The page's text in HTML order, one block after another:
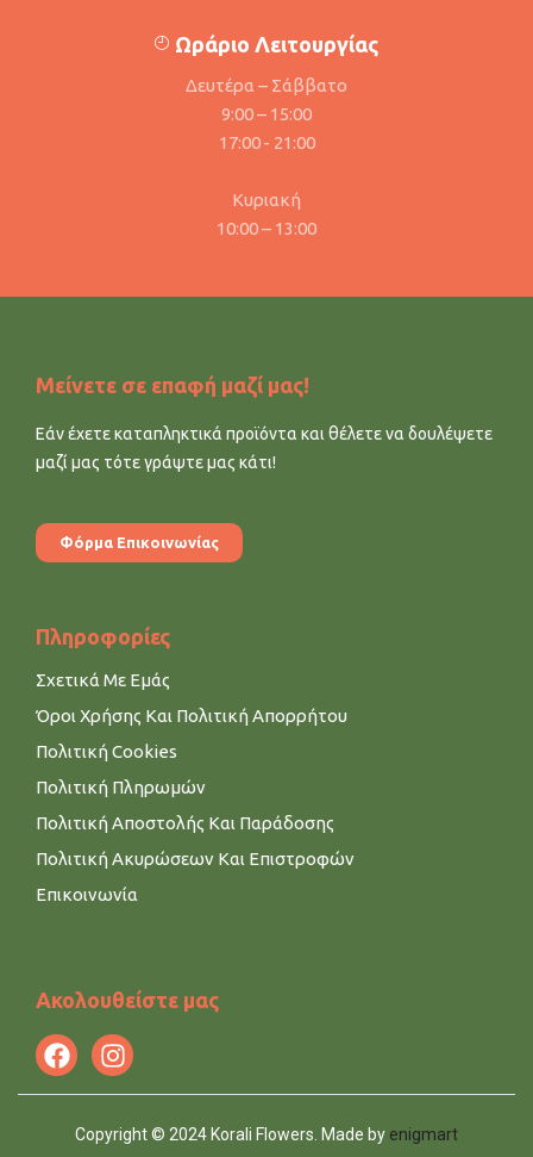
Ωράριο Λειτουργίας
Δευτέρα – Σάββατο
9:00 – 15:00
17:00 - 21:00
Κυριακή
10:00 – 13:00
Μείνετε σε επαφή μαζί μας!
Εάν έχετε καταπληκτικά προϊόντα και θέλετε να δουλέψετε
μαζί μας τότε γράψτε μας κάτι!
Φόρμα Επικοινωνίας
Πληροφορίες
Σχετικά Με Εμάς
Όροι Χρήσης Και Πολιτική Απορρήτου
Πολιτική Cookies
Πολιτική Πληρωμών
Πολιτική Αποστολής Και Παράδοσης
Πολιτική Ακυρώσεων Και Επιστροφών
Επικοινωνία
Ακολουθείστε μας
Copyright © 2024 Korali Flowers. Made by enigmart